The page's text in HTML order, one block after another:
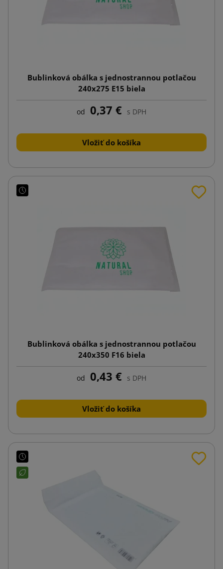
Bublinková obálka s jednostrannou potlačou
240x275 E15 biela
od 0,37 € s DPH
Vložiť do košíka
Bublinková obálka s jednostrannou potlačou
240x350 F16 biela
od 0,43 € s DPH
Vložiť do košíka